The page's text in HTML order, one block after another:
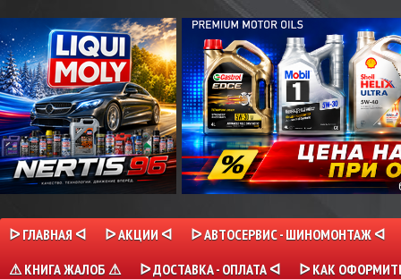
ᐅ ГЛАВНАЯ ᐊ ᐅ АКЦИИ ᐊ
ᐅ АВТОСЕРВИС - ШИНОМОНТАЖ ᐊ
⚠ КНИГА ЖАЛОБ ⚠
ᐅ ДОСТАВКА - ОПЛАТА ᐊ ᐅ КАК